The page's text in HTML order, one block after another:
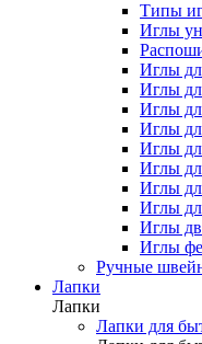
Типы
Иглы
Иглы
Иглы
Иглы
Иглы
Иглы
Иглы
Иглы
Иглы
Иглы
Иглы
Ручные
Лапки
Лапки
Лапки для